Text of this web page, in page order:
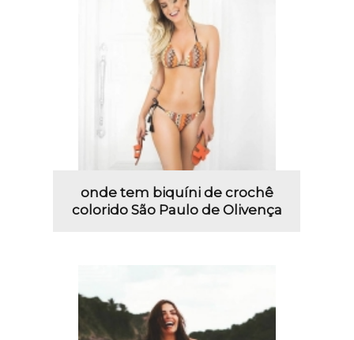
onde tem biquíni de crochê
colorido São Paulo de Olivença